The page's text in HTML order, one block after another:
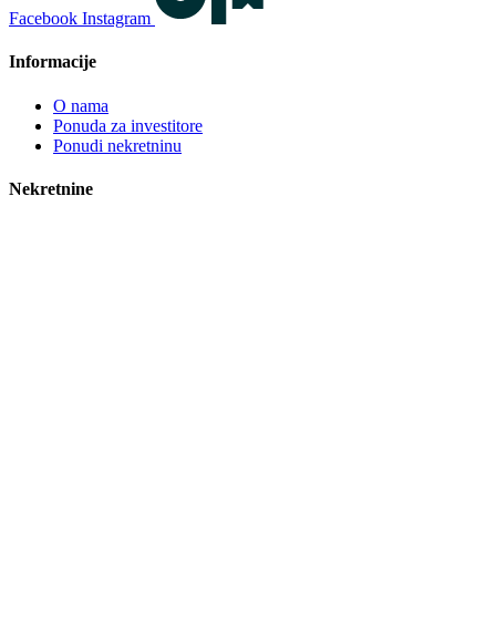
Facebook Instagram
Informacije
O nama
Ponuda za investitore
Ponudi nekretninu
Nekretnine